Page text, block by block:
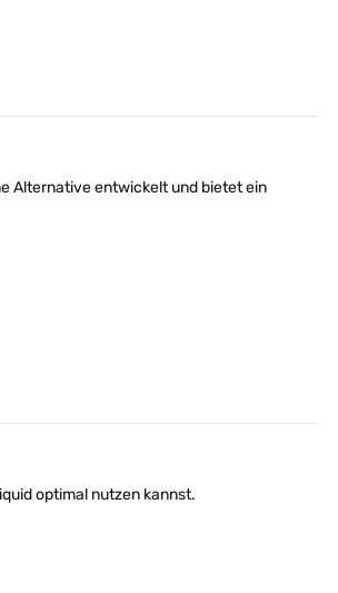
Alternative entwickelt und bietet ein
optimal nutzen kannst.